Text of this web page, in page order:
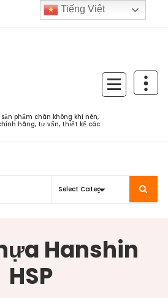
phẩm chân không khí nén,
hãng, tư vấn, thiết kế các
Hanshin
HSP
Tiếng Việt